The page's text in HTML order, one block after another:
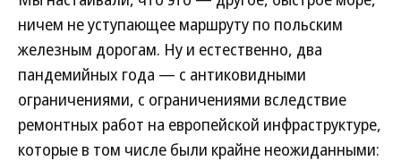
ничем не уступающее маршруту по польским
железным дорогам. Ну и естественно, два
пандемийных года — с антиковидными
ограничениями, с ограничениями вследствие
ремонтных работ на европейской инфраструктуре,
которые в том числе были крайне неожиданными: